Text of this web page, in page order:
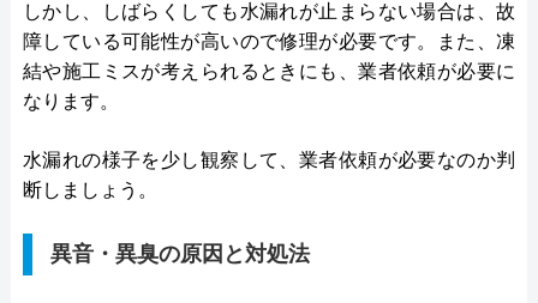
しかし、しばらくしても水漏れが止まらない場合は、故
障している可能性が高いので修理が必要です。また、凍
結や施工ミスが考えられるときにも、業者依頼が必要に
なります。
水漏れの様子を少し観察して、業者依頼が必要なのか判
断しましょう。
異音・異臭の原因と対処法